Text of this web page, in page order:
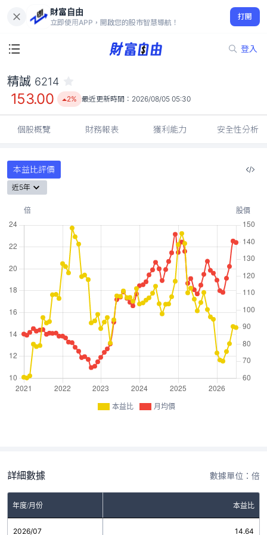
財富自由
立即使用APP，開啟您的股市智慧導航！
打開
登入
153.00
2%
精誠 6214
153.00 2% 最近更新時間： 2026/08/05 05:30
個股概覽 財務報表 獲利能力 安全性分析
本益比評價
近5年
本益比 月均價
詳細數據 數據單位：倍
年度/月份 本益比
2026/07 14.64